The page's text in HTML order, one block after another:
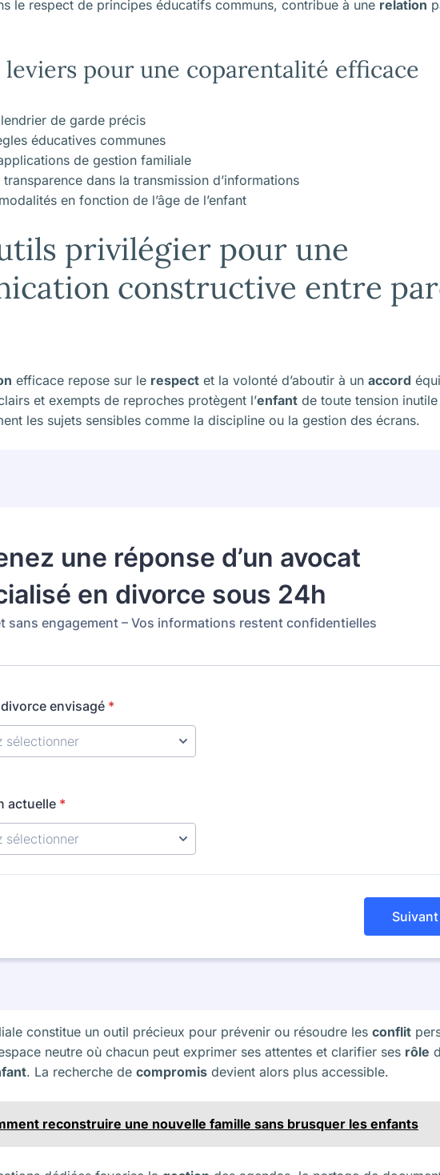
le respect de principes éducatifs communs, contribue à une relation
leviers pour une coparentalité efficace
de garde précis
éducatives communes
de gestion familiale
dans la transmission d’informations
en fonction de l’âge de l’enfant
privilégier pour une
constructive entre
efficace repose sur le respect et la volonté d’aboutir à un accord
et exempts de reproches protègent l’enfant de toute tension
les sujets sensibles comme la discipline ou la gestion des écrans.
constitue un outil précieux pour prévenir ou résoudre les conflit
neutre où chacun peut exprimer ses attentes et clarifier ses rôle
. La recherche de compromis devient alors plus accessible.
reconstruire une nouvelle famille sans brusquer les enfants